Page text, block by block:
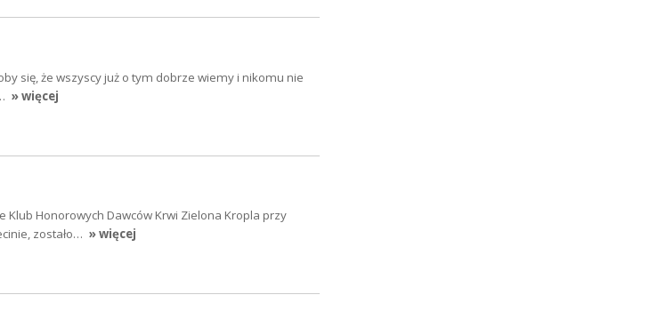
się, że wszyscy już o tym dobrze wiemy i nikomu nie
» więcej
Honorowych Dawców Krwi Zielona Kropla przy
zostało… » więcej